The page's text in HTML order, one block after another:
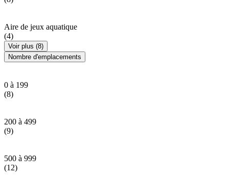
Aire de jeux aquatique
(4)
Voir plus (8)
Nombre d'emplacements
0 à 199
(8)
200 à 499
(9)
500 à 999
(12)